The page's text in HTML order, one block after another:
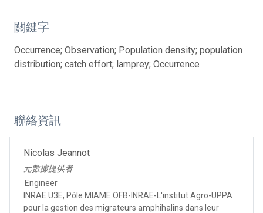
關鍵字
Occurrence; Observation; Population density; population
distribution; catch effort; lamprey; Occurrence
聯絡資訊
Nicolas Jeannot
元數據提供者
Engineer
INRAE U3E, Pôle MIAME OFB-INRAE-L'institut Agro-UPPA
pour la gestion des migrateurs amphihalins dans leur